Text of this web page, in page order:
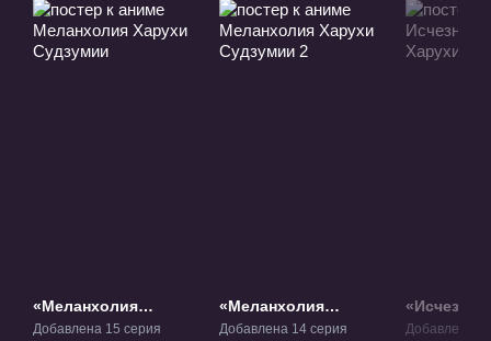
«Меланхолия
Харухи Судзумии»
Добавлена 15 серия
«Меланхолия
Харухи Судзумии 2»
Добавлена 14 серия
Харухи
Добавлена 1